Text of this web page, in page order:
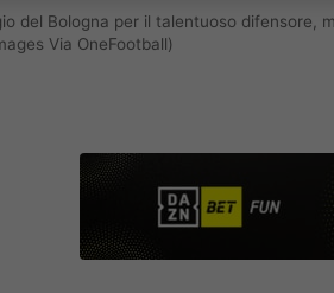
del Bologna per il talentuoso difensore,
Via OneFootball)